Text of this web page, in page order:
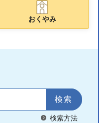
おくやみ
検索方法